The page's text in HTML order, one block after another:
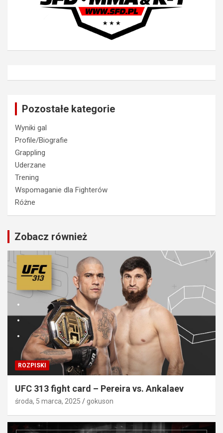
Pozostałe kategorie
Wyniki gal
Profile/Biografie
Grappling
Uderzane
Trening
Wspomaganie dla Fighterów
Różne
Zobacz również
ROZPISKI
UFC 313 fight card – Pereira vs. Ankalaev
środa, 5 marca, 2025 gokuson